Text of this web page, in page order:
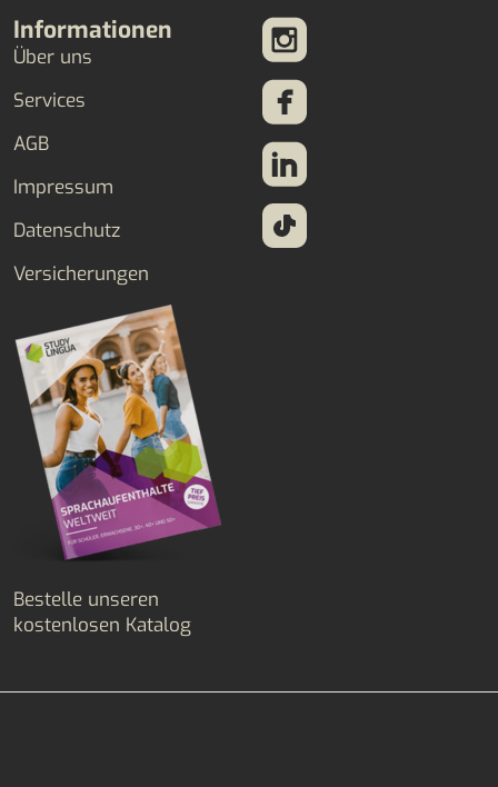
Informationen
Über uns
Services
AGB
Impressum
Datenschutz
Versicherungen
Bestelle unseren
kostenlosen Katalog